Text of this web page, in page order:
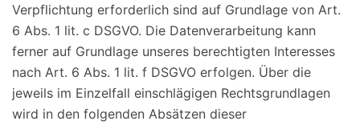
Verpflichtung erforderlich sind auf Grundlage von Art.
6 Abs. 1 lit. c DSGVO. Die Datenverarbeitung kann
ferner auf Grundlage unseres berechtigten Interesses
nach Art. 6 Abs. 1 lit. f DSGVO erfolgen. Über die
jeweils im Einzelfall einschlägigen Rechtsgrundlagen
wird in den folgenden Absätzen dieser